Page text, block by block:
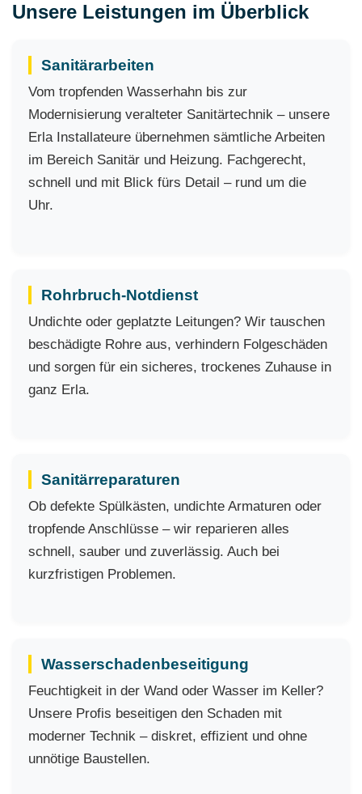
Unsere Leistungen im Überblick
Sanitärarbeiten
Vom tropfenden Wasserhahn bis zur
Modernisierung veralteter Sanitärtechnik – unsere
Erla Installateure übernehmen sämtliche Arbeiten
im Bereich Sanitär und Heizung. Fachgerecht,
schnell und mit Blick fürs Detail – rund um die
Uhr.
Rohrbruch-Notdienst
Undichte oder geplatzte Leitungen? Wir tauschen
beschädigte Rohre aus, verhindern Folgeschäden
und sorgen für ein sicheres, trockenes Zuhause in
ganz Erla.
Sanitärreparaturen
Ob defekte Spülkästen, undichte Armaturen oder
tropfende Anschlüsse – wir reparieren alles
schnell, sauber und zuverlässig. Auch bei
kurzfristigen Problemen.
Wasserschadenbeseitigung
Feuchtigkeit in der Wand oder Wasser im Keller?
Unsere Profis beseitigen den Schaden mit
moderner Technik – diskret, effizient und ohne
unnötige Baustellen.